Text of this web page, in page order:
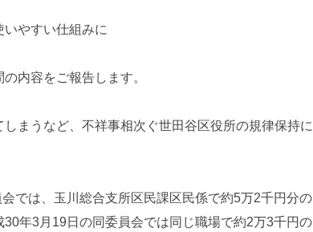
いやすい仕組みに
内容をご報告します。
まうなど、不祥事相次ぐ世田谷区役所の規律保持に
では、玉川総合支所区民課区民係で約5万2千円分の
年3月19日の同委員会では同じ職場で約2万3千円の